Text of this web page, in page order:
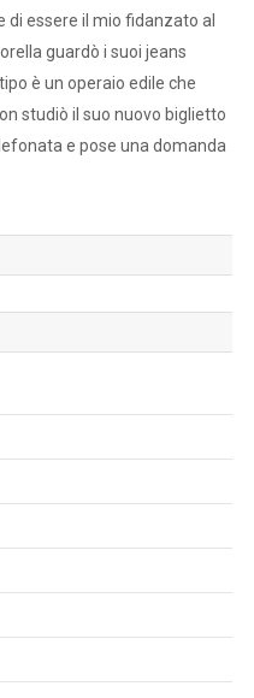
di essere il mio fidanzato al
guardò i suoi jeans
è un operaio edile che
studiò il suo nuovo biglietto
e pose una domanda